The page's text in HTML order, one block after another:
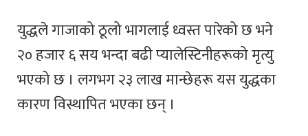
युद्धले गाजाको ठूलो भागलाई ध्वस्त पारेको छ भने
२० हजार ६ सय भन्दा बढी प्यालेस्टिनीहरूको मृत्यु
भएको छ । लगभग २३ लाख मान्छेहरू यस युद्धका
कारण विस्थापित भएका छन् ।